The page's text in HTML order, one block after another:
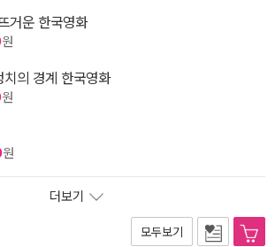
거운 한국영화
원
의 경계 한국영화
원
원
더보기
모두보기